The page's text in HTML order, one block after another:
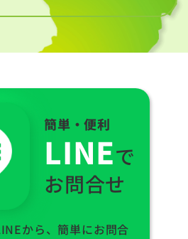
簡単・便利
LINEで
お問合せ
から、簡単にお問合